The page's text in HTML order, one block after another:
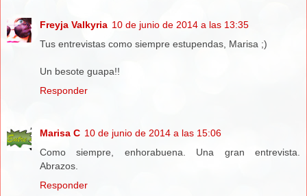
Freyja Valkyria 10 de junio de 2014 a las 13:35
Tus entrevistas como siempre estupendas, Marisa ;)
Un besote guapa!!
Responder
Marisa C 10 de junio de 2014 a las 15:06
Como siempre, enhorabuena. Una gran entrevista.
Abrazos.
Responder